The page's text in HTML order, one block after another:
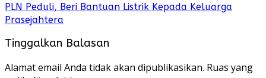
PLN Peduli, Beri Bantuan Listrik Kepada Keluarga
Prasejahtera
Tinggalkan Balasan
Alamat email Anda tidak akan dipublikasikan. Ruas yang